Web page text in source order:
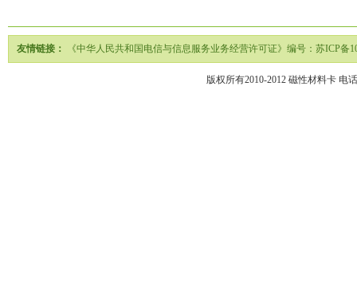
友情链接： 《中华人民共和国电信与信息服务业务经营许可证》编号：苏ICP备
版权所有2010-2012 磁性材料卡电话